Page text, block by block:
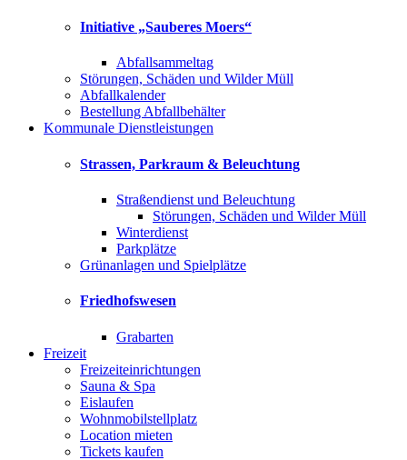
Initiative „Sauberes Moers“
Abfallsammeltag
Störungen, Schäden und Wilder Müll
Abfallkalender
Bestellung Abfallbehälter
Kommunale Dienstleistungen
Strassen, Parkraum & Beleuchtung
Straßendienst und Beleuchtung
Störungen, Schäden und Wilder Müll
Winterdienst
Parkplätze
Grünanlagen und Spielplätze
Friedhofswesen
Grabarten
Freizeit
Freizeiteinrichtungen
Sauna & Spa
Eislaufen
Wohnmobilstellplatz
Location mieten
Tickets kaufen